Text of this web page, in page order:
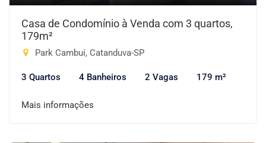
Casa de Condomínio à Venda com 3 quartos,
179m²
Park Cambuí, Catanduva-SP
3 Quartos 4 Banheiros 2 Vagas 179 m²
Mais informações